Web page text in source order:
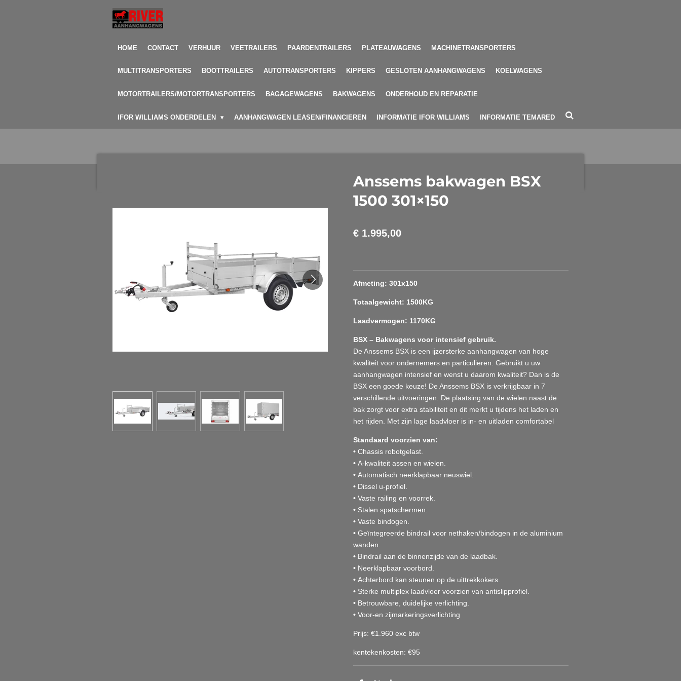
HOME CONTACT VERHUUR VEETRAILERS PAARDENTRAILERS PLATEAUWAGENS MACHINETRANSPORTERS
MULTITRANSPORTERS BOOTTRAILERS AUTOTRANSPORTERS KIPPERS GESLOTEN AANHANGWAGENS KOELWAGENS
MOTORTRAILERS/MOTORTRANSPORTERS BAGAGEWAGENS BAKWAGENS ONDERHOUD EN REPARATIE
IFOR WILLIAMS ONDERDELEN AANHANGWAGEN LEASEN/FINANCIEREN INFORMATIE IFOR WILLIAMS INFORMATIE TEMARED
Anssems bakwagen BSX
1500 301×150
€ 1.995,00
Afmeting: 301x150
Totaalgewicht: 1500KG
Laadvermogen: 1170KG
BSX – Bakwagens voor intensief gebruik.
De Anssems BSX is een ijzersterke aanhangwagen van hoge
kwaliteit voor ondernemers en particulieren. Gebruikt u uw
aanhangwagen intensief en wenst u daarom kwaliteit? Dan is de
BSX een goede keuze! De Anssems BSX is verkrijgbaar in 7
verschillende uitvoeringen. De plaatsing van de wielen naast de
bak zorgt voor extra stabiliteit en dit merkt u tijdens het laden en
het rijden. Met zijn lage laadvloer is in- en uitladen comfortabel
Standaard voorzien van:
• Chassis robotgelast.
• A-kwaliteit assen en wielen.
• Automatisch neerklapbaar neuswiel.
• Dissel u-profiel.
• Vaste railing en voorrek.
• Stalen spatschermen.
• Vaste bindogen.
• Geïntegreerde bindrail voor nethaken/bindogen in de aluminium
wanden.
• Bindrail aan de binnenzijde van de laadbak.
• Neerklapbaar voorbord.
• Achterbord kan steunen op de uittrekkokers.
• Sterke multiplex laadvloer voorzien van antislipprofiel.
• Betrouwbare, duidelijke verlichting.
• Voor-en zijmarkeringsverlichting
Prijs: €1.960 exc btw
kentekenkosten: €95